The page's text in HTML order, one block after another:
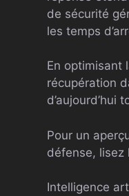
de sécurité
les temps
En optimisant
récupération
d’aujourd’hui
Pour un
défense, lisez
Intelligence